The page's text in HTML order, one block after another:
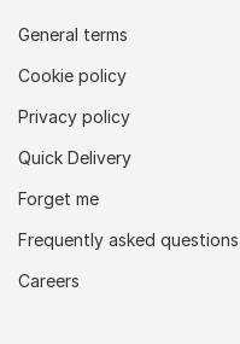
General terms
Cookie policy
Privacy policy
Quick Delivery
Forget me
Frequently asked questions
Careers